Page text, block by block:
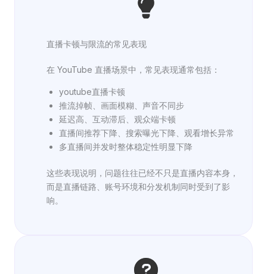
直播卡顿与限流的常见表现
在 YouTube 直播场景中，常见表现通常包括：
youtube直播卡顿
推流掉帧、画面模糊、声音不同步
延迟高、互动滞后、观众端卡顿
直播间推荐下降、搜索曝光下降、观看增长异常
多直播间并发时整体稳定性明显下降
这些表现说明，问题往往已经不只是直播内容本身，
而是直播链路、账号环境和分发机制同时受到了影
响。